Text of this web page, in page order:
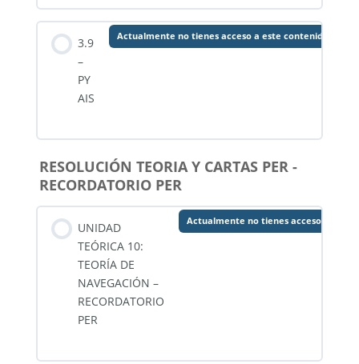
3.9
–
PY
AIS
Actualmente no tienes acceso a este contenido
RESOLUCIÓN TEORIA Y CARTAS PER -
RECORDATORIO PER
UNIDAD
TEÓRICA 10:
TEORÍA DE
NAVEGACIÓN –
RECORDATORIO
PER
Actualmente no tienes acceso a este